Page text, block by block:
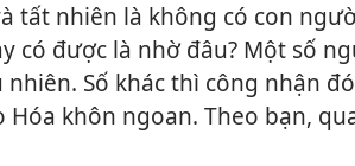
tất nhiên là không có con
có được là nhờ đâu? Một số
nhiên. Số khác thì công nhận
Hóa khôn ngoan. Theo bạn,